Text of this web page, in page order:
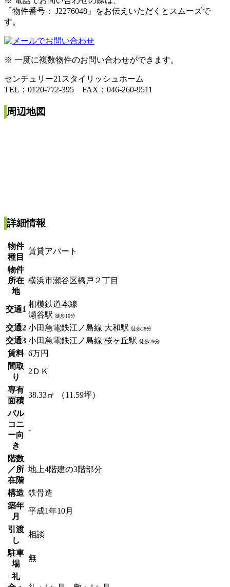
「物件番号： J2276048」をお伝えいただくとスムーズで
す。
※ 一度に複数物件のお問い合わせができます。
センチュリー21スタイリッシュホーム
TEL：0120-772-395 FAX：046-260-9511
周辺地図
詳細情報
物件
種目
賃貸アパート
物件
所在
地
横浜市瀬谷区橋戸２丁目
交通1
相模鉄道本線
瀬谷駅 徒歩10分
交通2 小田急電鉄江ノ島線 大和駅 徒歩28分
交通3 小田急電鉄江ノ島線 桜ヶ丘駅 徒歩29分
賃料 6万円
間取
り
2ＤＫ
専有
面積
38.33㎡ （11.59坪）
バル
コニ
ー向
き
-
階数
／所
在階
地上4階建の3階部分
構造 鉄骨造
築年
月
平成1年10月
引渡
し
相談
駐車
場
無
礼